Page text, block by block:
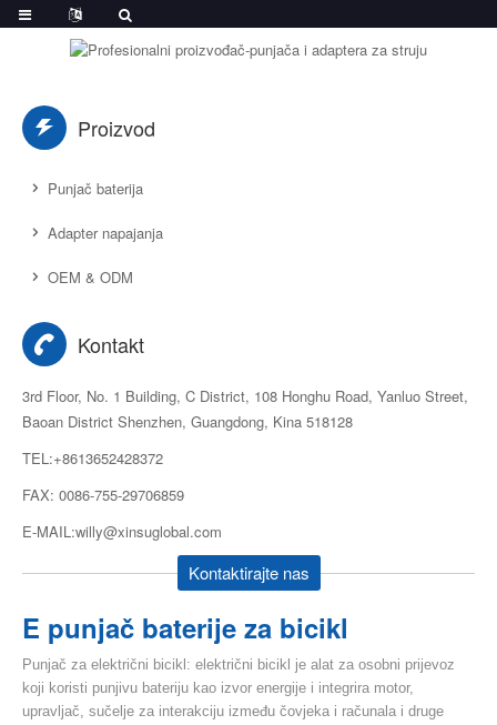
Proizvod
Punjač baterija
Adapter napajanja
OEM & ODM
Kontakt
3rd Floor, No. 1 Building, C District, 108 Honghu Road, Yanluo Street,
Baoan District Shenzhen, Guangdong, Kina 518128
TEL:+8613652428372
FAX: 0086-755-29706859
E-MAIL:willy@xinsuglobal.com
Kontaktirajte nas
E punjač baterije za bicikl
Punjač za električni bicikl: električni bicikl je alat za osobni prijevoz
koji koristi punjivu bateriju kao izvor energije i integrira motor,
upravljač, sučelje za interakciju između čovjeka i računala i druge